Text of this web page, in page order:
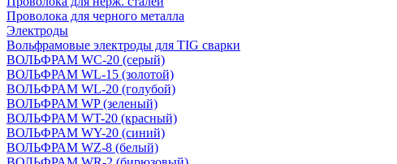
Проволока для черного металла
Электроды
Вольфрамовые электроды для TIG сварки
ВОЛЬФРАМ WC-20 (серый)
ВОЛЬФРАМ WL-15 (золотой)
ВОЛЬФРАМ WL-20 (голубой)
ВОЛЬФРАМ WP (зеленый)
ВОЛЬФРАМ WT-20 (красный)
ВОЛЬФРАМ WY-20 (синий)
ВОЛЬФРАМ WZ-8 (белый)